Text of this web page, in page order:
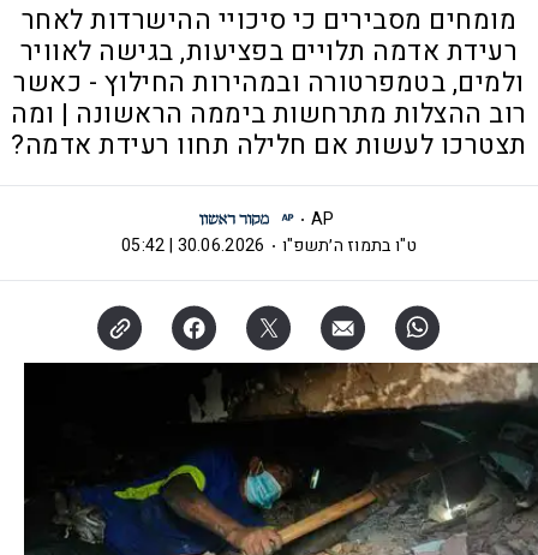
מומחים מסבירים כי סיכויי ההישרדות לאחר
רעידת אדמה תלויים בפציעות, בגישה לאוויר
ולמים, בטמפרטורה ובמהירות החילוץ - כאשר
רוב ההצלות מתרחשות ביממה הראשונה | ומה
תצטרכו לעשות אם חלילה תחוו רעידת אדמה?
AP
ט"ו בתמוז ה׳תשפ"ו
30.06.2026 | 05:42